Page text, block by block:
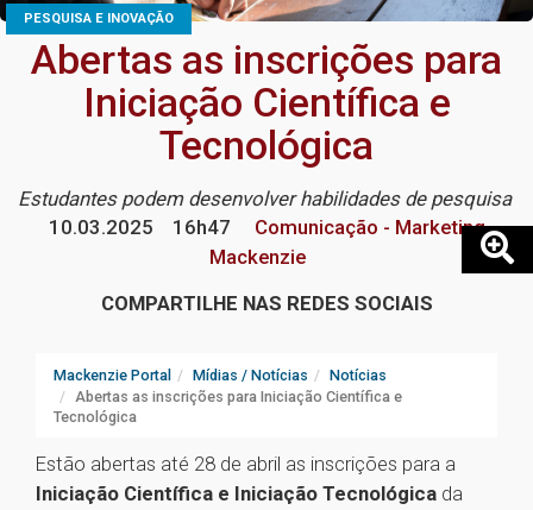
PESQUISA E INOVAÇÃO
Abertas as inscrições para
Iniciação Científica e
Tecnológica
Estudantes podem desenvolver habilidades de pesquisa
10.03.2025
16h47
Comunicação - Marketing
Mackenzie
COMPARTILHE NAS REDES SOCIAIS
Mackenzie Portal Mídias / Notícias
Notícias
Abertas as inscrições para Iniciação Científica e
Tecnológica
Estão abertas até 28 de abril as inscrições para a
Iniciação Científica e Iniciação Tecnológica da